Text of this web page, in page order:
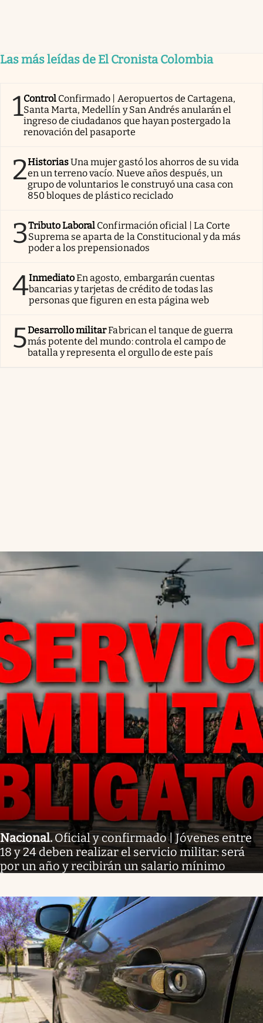
Las más leídas de El Cronista Colombia
1Control Confirmado | Aeropuertos de Cartagena,
Santa Marta, Medellín y San Andrés anularán el
ingreso de ciudadanos que hayan postergado la
renovación del pasaporte
2HistoriasUna mujer gastó los ahorros de su vida
en un terreno vacío. Nueve años después, un
grupo de voluntarios le construyó una casa con
850 bloques de plástico reciclado
3Tributo Laboral Confirmación oficial | La Corte
Suprema se aparta de la Constitucional y da más
poder a los prepensionados
4InmediatoEn agosto, embargarán cuentas
bancarias y tarjetas de crédito de todas las
personas que figuren en esta página web
5Desarrollo militarFabrican el tanque de guerra
más potente del mundo: controla el campo de
batalla y representa el orgullo de este país
Nacional. Oficial y confirmado | Jóvenes entre
18 y 24 deben realizar el servicio militar: será
por un año y recibirán un salario mínimo